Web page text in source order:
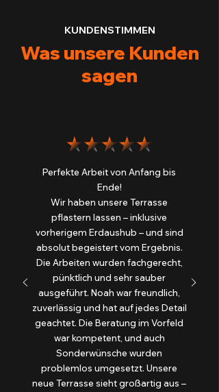
KUNDENSTIMMEN
Was unsere Kunden
sagen
Perfekte Arbeit von Anfang bis
Ende!
Wir haben unsere Terrasse
pflastern lassen – inklusive
vorherigem Erdaushub – und sind
absolut begeistert vom Ergebnis.
Die Arbeiten wurden fachgerecht,
pünktlich und sehr sauber
ausgeführt. Noah war freundlich,
zuverlässig und hat auf jedes Detail
geachtet. Die Beratung im Vorfeld
war kompetent, und auch
Sonderwünsche wurden
problemlos umgesetzt. Unsere
neue Terrasse sieht großartig aus –